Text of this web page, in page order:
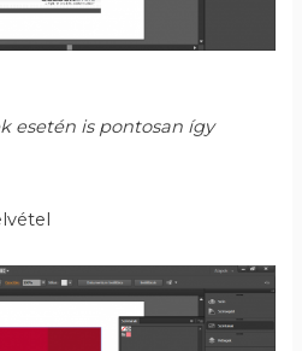
esetén is pontosan így